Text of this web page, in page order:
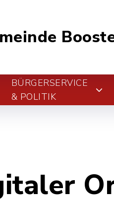
BÜRGERSERVICE
& POLITIK